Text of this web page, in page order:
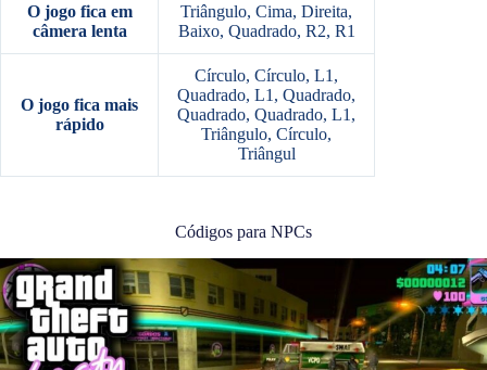
O jogo fica em
câmera lenta
Triângulo, Cima, Direita,
Baixo, Quadrado, R2, R1
O jogo fica mais
rápido
Círculo, Círculo, L1,
Quadrado, L1, Quadrado,
Quadrado, Quadrado, L1,
Triângulo, Círculo,
Triângul
Códigos para NPCs